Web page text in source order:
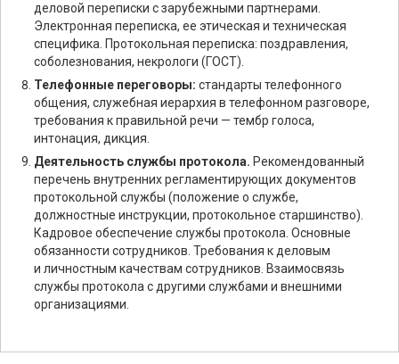
деловой переписки с зарубежными партнерами.
Электронная переписка, ее этическая и техническая
специфика. Протокольная переписка: поздравления,
соболезнования, некрологи (ГОСТ).
Телефонные переговоры: стандарты телефонного
общения, служебная иерархия в телефонном разговоре,
требования к правильной речи — тембр голоса,
интонация, дикция.
Деятельность службы протокола. Рекомендованный
перечень внутренних регламентирующих документов
протокольной службы (положение о службе,
должностные инструкции, протокольное старшинство).
Кадровое обеспечение службы протокола. Основные
обязанности сотрудников. Требования к деловым
и личностным качествам сотрудников. Взаимосвязь
службы протокола с другими службами и внешними
организациями.